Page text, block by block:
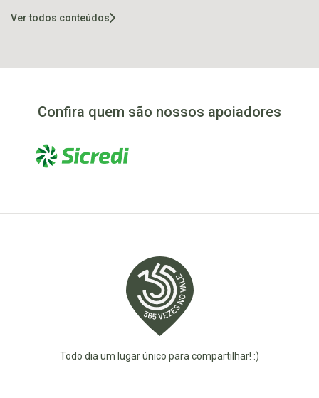
Retiro do Sul
Ver todos conteúdos
Confira quem são nossos apoiadores
Todo dia um lugar único para compartilhar! :)